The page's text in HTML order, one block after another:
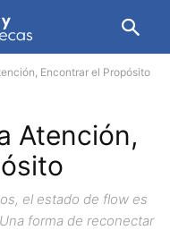
Encontrar el Propósito
Atención,
el estado de flow es
forma de reconectar